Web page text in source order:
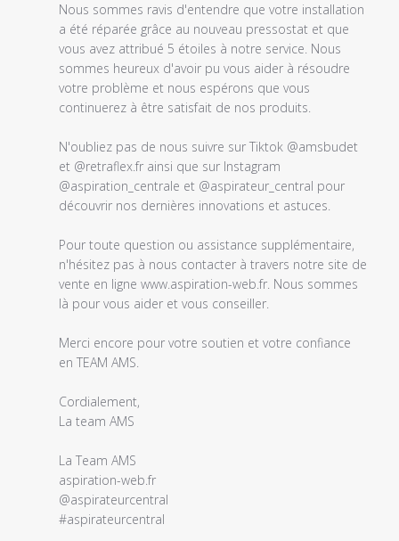
magasin
l'examen
commentaire
personnalisé
2023
Nous sommes ravis d'entendre que votre installation
a été réparée grâce au nouveau pressostat et que
vous avez attribué 5 étoiles à notre service. Nous
sommes heureux d'avoir pu vous aider à résoudre
votre problème et nous espérons que vous
continuerez à être satisfait de nos produits.
N'oubliez pas de nous suivre sur Tiktok @amsbudet
et @retraflex.fr ainsi que sur Instagram
@aspiration_centrale et @aspirateur_central pour
découvrir nos dernières innovations et astuces.
Pour toute question ou assistance supplémentaire,
n'hésitez pas à nous contacter à travers notre site de
vente en ligne www.aspiration-web.fr. Nous sommes
là pour vous aider et vous conseiller.
Merci encore pour votre soutien et votre confiance
en TEAM AMS.
Cordialement,
La team AMS
La Team AMS
aspiration-web.fr
@aspirateurcentral
#aspirateurcentral